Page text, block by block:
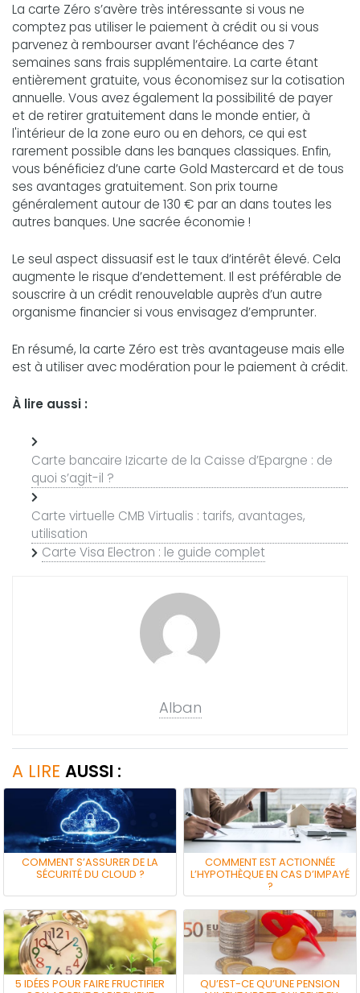
La carte Zéro s’avère très intéressante si vous ne
comptez pas utiliser le paiement à crédit ou si vous
parvenez à rembourser avant l’échéance des 7
semaines sans frais supplémentaire. La carte étant
entièrement gratuite, vous économisez sur la cotisation
annuelle. Vous avez également la possibilité de payer
et de retirer gratuitement dans le monde entier, à
l'intérieur de la zone euro ou en dehors, ce qui est
rarement possible dans les banques classiques. Enfin,
vous bénéficiez d’une carte Gold Mastercard et de tous
ses avantages gratuitement. Son prix tourne
généralement autour de 130 € par an dans toutes les
autres banques. Une sacrée économie !
Le seul aspect dissuasif est le taux d’intérêt élevé. Cela
augmente le risque d’endettement. Il est préférable de
souscrire à un crédit renouvelable auprès d’un autre
organisme financier si vous envisagez d’emprunter.
En résumé, la carte Zéro est très avantageuse mais elle
est à utiliser avec modération pour le paiement à crédit.
À lire aussi :
Carte bancaire Izicarte de la Caisse d’Epargne : de
quoi s’agit-il ?
Carte virtuelle CMB Virtualis : tarifs, avantages,
utilisation
Carte Visa Electron : le guide complet
Alban
A LIRE AUSSI :
COMMENT S’ASSURER DE LA
SÉCURITÉ DU CLOUD ?
COMMENT EST ACTIONNÉE
L’HYPOTHÈQUE EN CAS D’IMPAYÉ
?
5 IDÉES POUR FAIRE FRUCTIFIER
QU’EST-CE QU’UNE PENSION